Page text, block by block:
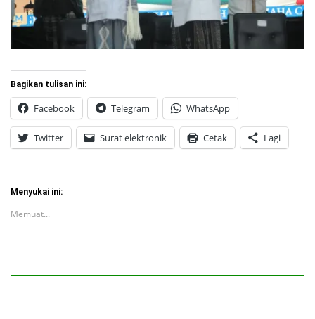
Bagikan tulisan ini:
Facebook Telegram WhatsApp
Twitter Surat elektronik Cetak Lagi
Menyukai ini:
Memuat...